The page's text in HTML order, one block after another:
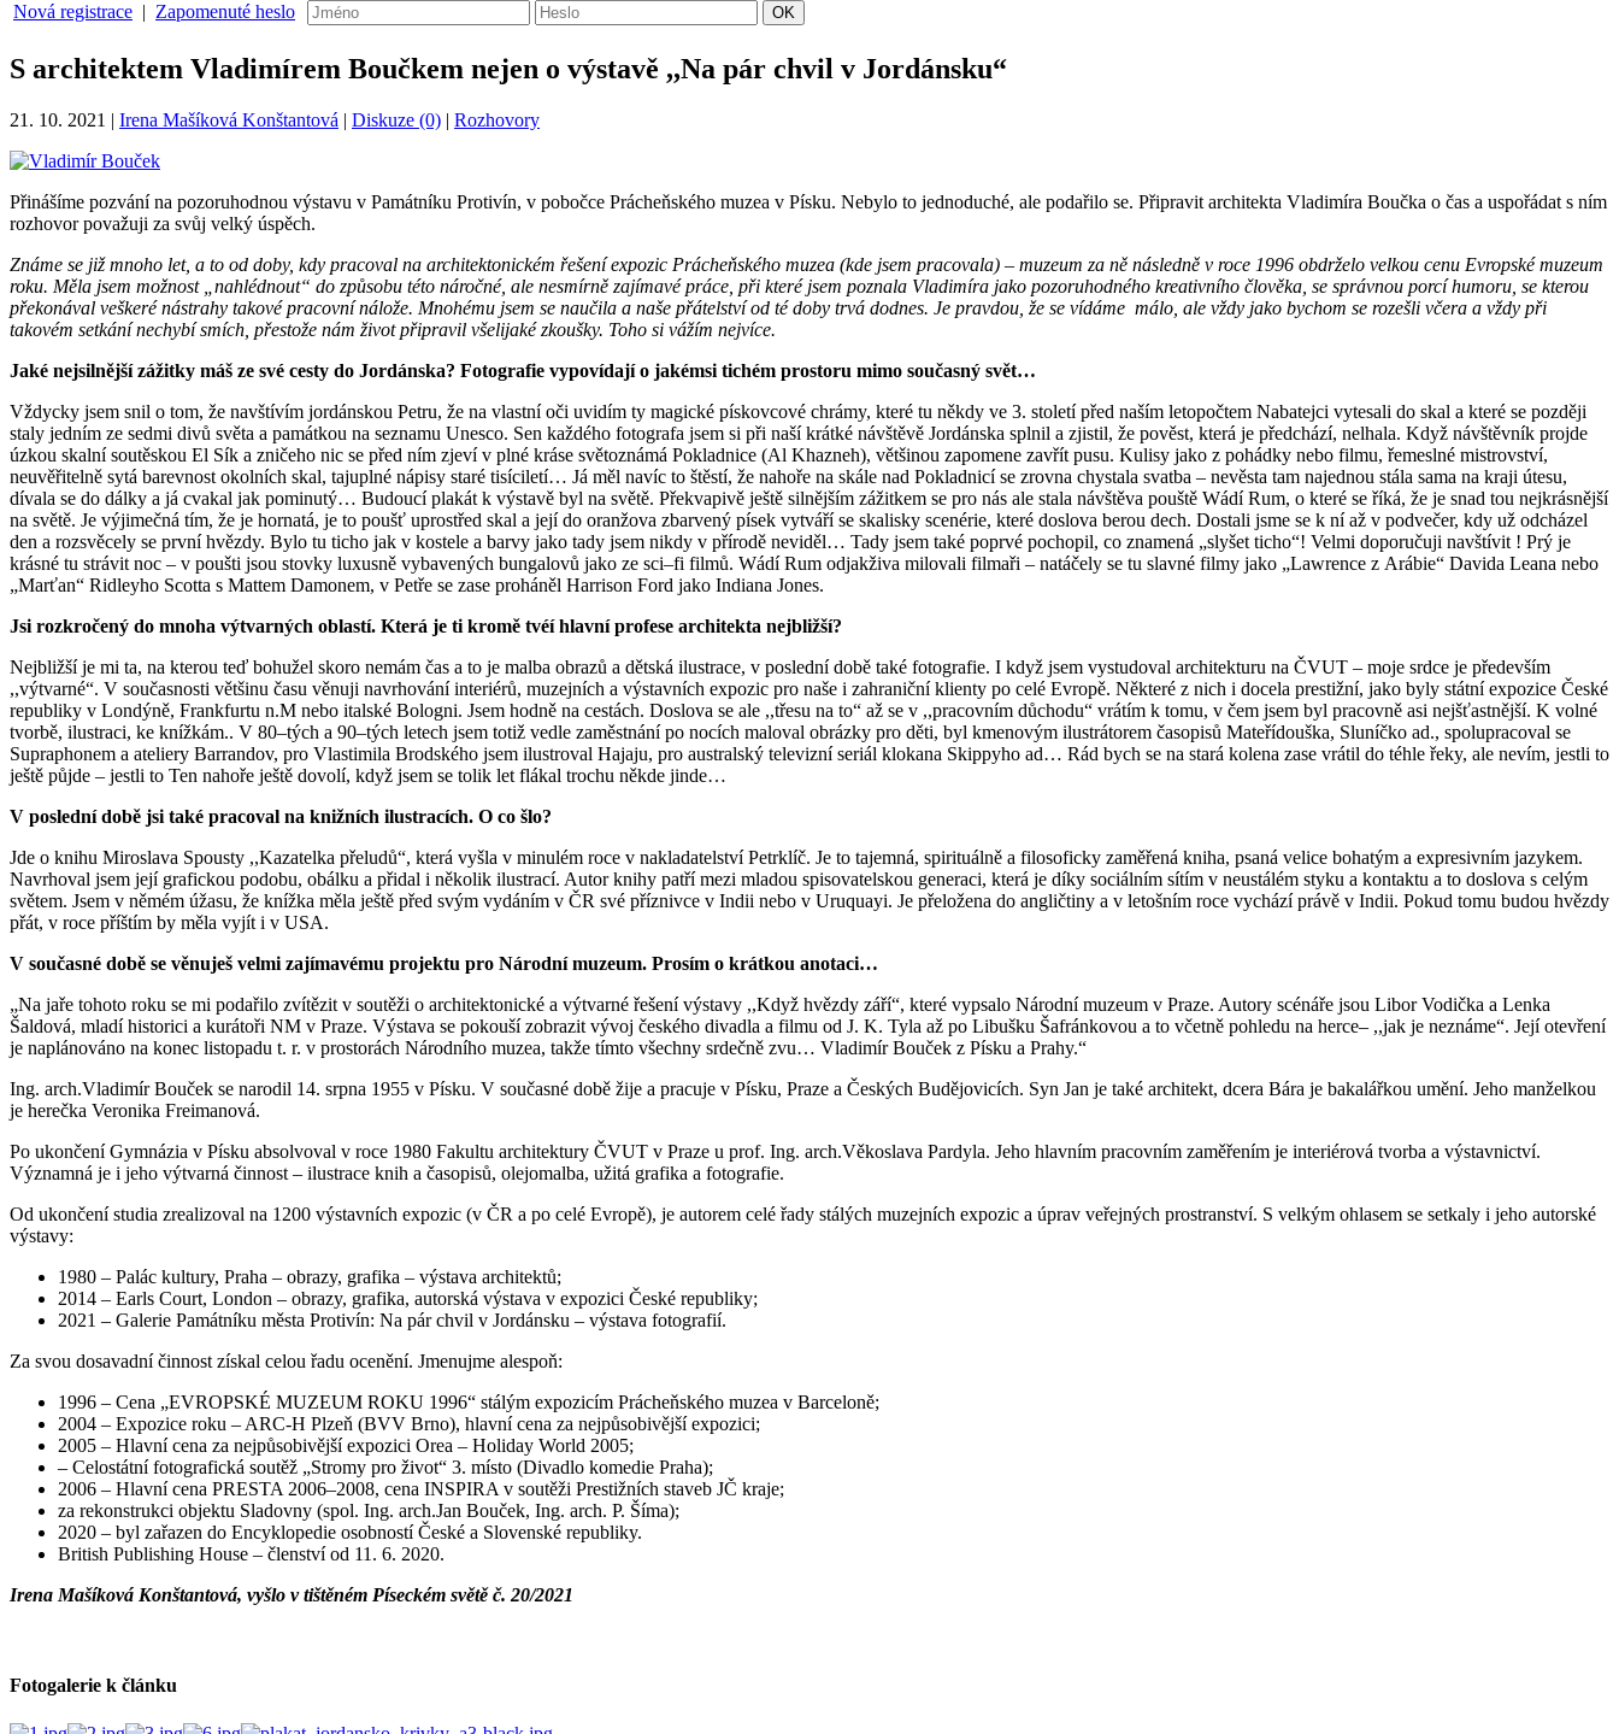
Nová registrace | Zapomenuté heslo
S architektem Vladimírem Boučkem nejen o výstavě ,,Na pár chvil v Jordánsku“
21. 10. 2021 | Irena Mašíková Konštantová | Diskuze (0) | Rozhovory
Přinášíme pozvání na pozoruhodnou výstavu v Památníku Protivín, v pobočce Prácheňského muzea v Písku. Nebylo to jednoduché, ale podařilo se. Připravit architekta Vladimíra Boučka o čas a uspořádat s ním
rozhovor považuji za svůj velký úspěch.
Známe se již mnoho let, a to od doby, kdy pracoval na architektonickém řešení expozic Prácheňského muzea (kde jsem pracovala) – muzeum za ně následně v roce 1996 obdrželo velkou cenu Evropské muzeum
roku. Měla jsem možnost „nahlédnout“ do způsobu této náročné, ale nesmírně zajímavé práce, při které jsem poznala Vladimíra jako pozoruhodného kreativního člověka, se správnou porcí humoru, se kterou
překonával veškeré nástrahy takové pracovní nálože. Mnohému jsem se naučila a naše přátelství od té doby trvá dodnes. Je pravdou, že se vídáme málo, ale vždy jako bychom se rozešli včera a vždy při
takovém setkání nechybí smích, přestože nám život připravil všelijaké zkoušky. Toho si vážím nejvíce.
Jaké nejsilnější zážitky máš ze své cesty do Jordánska? Fotografie vypovídají o jakémsi tichém prostoru mimo současný svět…
Vždycky jsem snil o tom, že navštívím jordánskou Petru, že na vlastní oči uvidím ty magické pískovcové chrámy, které tu někdy ve 3. století před naším letopočtem Nabatejci vytesali do skal a které se později
staly jedním ze sedmi divů světa a památkou na seznamu Unesco. Sen každého fotografa jsem si při naší krátké návštěvě Jordánska splnil a zjistil, že pověst, která je předchází, nelhala. Když návštěvník projde
úzkou skalní soutěskou El Sík a zničeho nic se před ním zjeví v plné kráse světoznámá Pokladnice (Al Khazneh), většinou zapomene zavřít pusu. Kulisy jako z pohádky nebo filmu, řemeslné mistrovství,
neuvěřitelně sytá barevnost okolních skal, tajuplné nápisy staré tisíciletí… Já měl navíc to štěstí, že nahoře na skále nad Pokladnicí se zrovna chystala svatba – nevěsta tam najednou stála sama na kraji útesu,
dívala se do dálky a já cvakal jak pominutý… Budoucí plakát k výstavě byl na světě. Překvapivě ještě silnějším zážitkem se pro nás ale stala návštěva pouště Wádí Rum, o které se říká, že je snad tou nejkrásnější
na světě. Je výjimečná tím, že je hornatá, je to poušť uprostřed skal a její do oranžova zbarvený písek vytváří se skalisky scenérie, které doslova berou dech. Dostali jsme se k ní až v podvečer, kdy už odcházel
den a rozsvěcely se první hvězdy. Bylo tu ticho jak v kostele a barvy jako tady jsem nikdy v přírodě neviděl… Tady jsem také poprvé pochopil, co znamená „slyšet ticho“! Velmi doporučuji navštívit ! Prý je
krásné tu strávit noc – v poušti jsou stovky luxusně vybavených bungalovů jako ze sci–fi filmů. Wádí Rum odjakživa milovali filmaři – natáčely se tu slavné filmy jako „Lawrence z Arábie“ Davida Leana nebo
„Marťan“ Ridleyho Scotta s Mattem Damonem, v Petře se zase proháněl Harrison Ford jako Indiana Jones.
Jsi rozkročený do mnoha výtvarných oblastí. Která je ti kromě tvéí hlavní profese architekta nejbližší?
Nejbližší je mi ta, na kterou teď bohužel skoro nemám čas a to je malba obrazů a dětská ilustrace, v poslední době také fotografie. I když jsem vystudoval architekturu na ČVUT – moje srdce je především
,,výtvarné“. V současnosti většinu času věnuji navrhování interiérů, muzejních a výstavních expozic pro naše i zahraniční klienty po celé Evropě. Některé z nich i docela prestižní, jako byly státní expozice České
republiky v Londýně, Frankfurtu n.M nebo italské Bologni. Jsem hodně na cestách. Doslova se ale ,,třesu na to“ až se v ,,pracovním důchodu“ vrátím k tomu, v čem jsem byl pracovně asi nejšťastnější. K volné
tvorbě, ilustraci, ke knížkám.. V 80–tých a 90–tých letech jsem totiž vedle zaměstnání po nocích maloval obrázky pro děti, byl kmenovým ilustrátorem časopisů Mateřídouška, Sluníčko ad., spolupracoval se
Supraphonem a ateliery Barrandov, pro Vlastimila Brodského jsem ilustroval Hajaju, pro australský televizní seriál klokana Skippyho ad… Rád bych se na stará kolena zase vrátil do téhle řeky, ale nevím, jestli to
ještě půjde – jestli to Ten nahoře ještě dovolí, když jsem se tolik let flákal trochu někde jinde…
V poslední době jsi také pracoval na knižních ilustracích. O co šlo?
Jde o knihu Miroslava Spousty ,,Kazatelka přeludů“, která vyšla v minulém roce v nakladatelství Petrklíč. Je to tajemná, spirituálně a filosoficky zaměřená kniha, psaná velice bohatým a expresivním jazykem.
Navrhoval jsem její grafickou podobu, obálku a přidal i několik ilustrací. Autor knihy patří mezi mladou spisovatelskou generaci, která je díky sociálním sítím v neustálém styku a kontaktu a to doslova s celým
světem. Jsem v němém úžasu, že knížka měla ještě před svým vydáním v ČR své příznivce v Indii nebo v Uruquayi. Je přeložena do angličtiny a v letošním roce vychází právě v Indii. Pokud tomu budou hvězdy
přát, v roce příštím by měla vyjít i v USA.
V současné době se věnuješ velmi zajímavému projektu pro Národní muzeum. Prosím o krátkou anotaci…
„Na jaře tohoto roku se mi podařilo zvítězit v soutěži o architektonické a výtvarné řešení výstavy ,,Když hvězdy září“, které vypsalo Národní muzeum v Praze. Autory scénáře jsou Libor Vodička a Lenka
Šaldová, mladí historici a kurátoři NM v Praze. Výstava se pokouší zobrazit vývoj českého divadla a filmu od J. K. Tyla až po Libušku Šafránkovou a to včetně pohledu na herce– ,,jak je neznáme“. Její otevření
je naplánováno na konec listopadu t. r. v prostorách Národního muzea, takže tímto všechny srdečně zvu… Vladimír Bouček z Písku a Prahy.“
Ing. arch.Vladimír Bouček se narodil 14. srpna 1955 v Písku. V současné době žije a pracuje v Písku, Praze a Českých Budějovicích. Syn Jan je také architekt, dcera Bára je bakalářkou umění. Jeho manželkou
je herečka Veronika Freimanová.
Po ukončení Gymnázia v Písku absolvoval v roce 1980 Fakultu architektury ČVUT v Praze u prof. Ing. arch.Věkoslava Pardyla. Jeho hlavním pracovním zaměřením je interiérová tvorba a výstavnictví.
Významná je i jeho výtvarná činnost – ilustrace knih a časopisů, olejomalba, užitá grafika a fotografie.
Od ukončení studia zrealizoval na 1200 výstavních expozic (v ČR a po celé Evropě), je autorem celé řady stálých muzejních expozic a úprav veřejných prostranství. S velkým ohlasem se setkaly i jeho autorské
výstavy:
1980 – Palác kultury, Praha – obrazy, grafika – výstava architektů;
2014 – Earls Court, London – obrazy, grafika, autorská výstava v expozici České republiky;
2021 – Galerie Památníku města Protivín: Na pár chvil v Jordánsku – výstava fotografií.
Za svou dosavadní činnost získal celou řadu ocenění. Jmenujme alespoň:
1996 – Cena „EVROPSKÉ MUZEUM ROKU 1996“ stálým expozicím Prácheňského muzea v Barceloně;
2004 – Expozice roku – ARC-H Plzeň (BVV Brno), hlavní cena za nejpůsobivější expozici;
2005 – Hlavní cena za nejpůsobivější expozici Orea – Holiday World 2005;
– Celostátní fotografická soutěž „Stromy pro život“ 3. místo (Divadlo komedie Praha);
2006 – Hlavní cena PRESTA 2006–2008, cena INSPIRA v soutěži Prestižních staveb JČ kraje;
za rekonstrukci objektu Sladovny (spol. Ing. arch.Jan Bouček, Ing. arch. P. Šíma);
2020 – byl zařazen do Encyklopedie osobností České a Slovenské republiky.
British Publishing House – členství od 11. 6. 2020.
Irena Mašíková Konštantová, vyšlo v tištěném Píseckém světě č. 20/2021
Fotogalerie k článku